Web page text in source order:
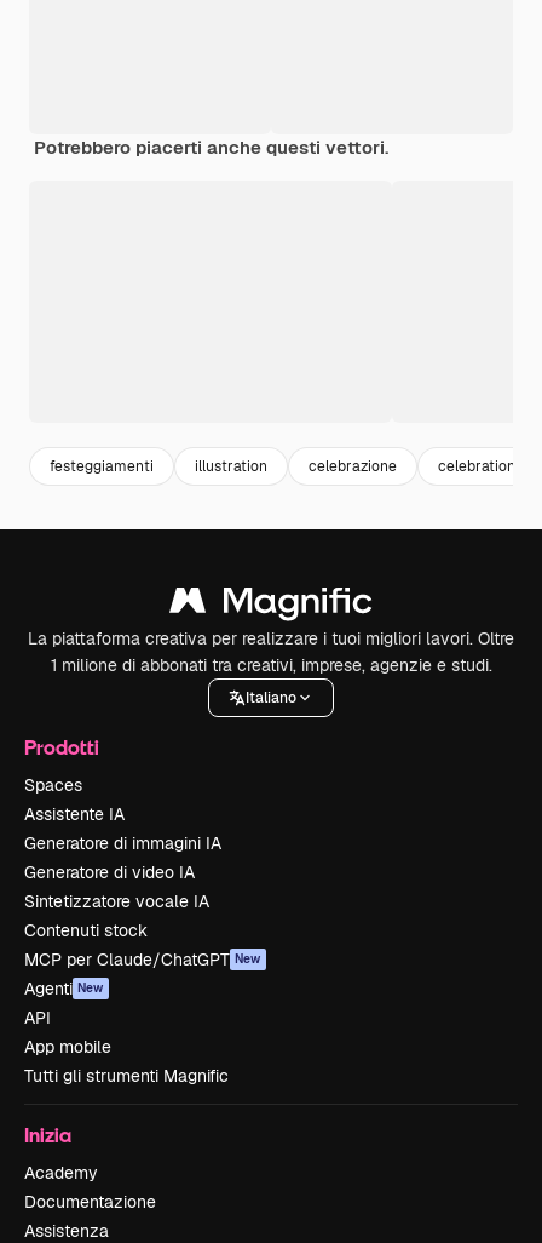
Potrebbero piacerti anche questi vettori.
festeggiamenti illustration celebrazione celebration
La piattaforma creativa per realizzare i tuoi migliori lavori. Oltre
1 milione di abbonati tra creativi, imprese, agenzie e studi.
Italiano
Prodotti
Spaces
Assistente IA
Generatore di immagini IA
Generatore di video IA
Sintetizzatore vocale IA
Contenuti stock
MCP per Claude/ChatGPT New
Agenti New
API
App mobile
Tutti gli strumenti Magnific
Inizia
Academy
Documentazione
Assistenza